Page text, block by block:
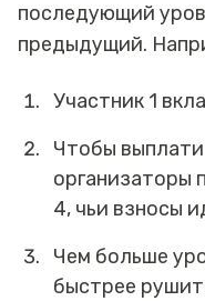
последующий
предыдущий.
Участник 1
Чтобы
организаторы
4, чьи взносы
Чем больше
быстрее